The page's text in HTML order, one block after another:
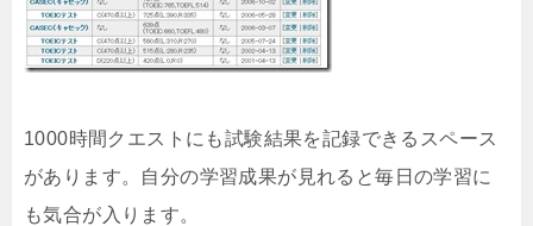
1000時間クエストにも試験結果を記録できるスペース
があります。自分の学習成果が見れると毎日の学習に
も気合が入ります。